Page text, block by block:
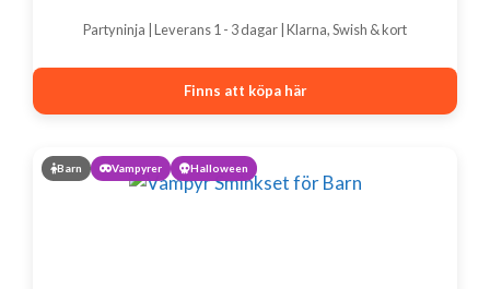
Partyninja | Leverans 1 - 3 dagar | Klarna, Swish & kort
Finns att köpa här
Barn Vampyrer Halloween